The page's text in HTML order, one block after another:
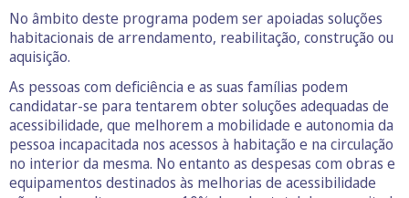
No âmbito deste programa podem ser apoiadas soluções
habitacionais de arrendamento, reabilitação, construção ou
aquisição.
As pessoas com deficiência e as suas famílias podem
candidatar-se para tentarem obter soluções adequadas de
acessibilidade, que melhorem a mobilidade e autonomia da
pessoa incapacitada nos acessos à habitação e na circulação
no interior da mesma. No entanto as despesas com obras e
equipamentos destinados às melhorias de acessibilidade